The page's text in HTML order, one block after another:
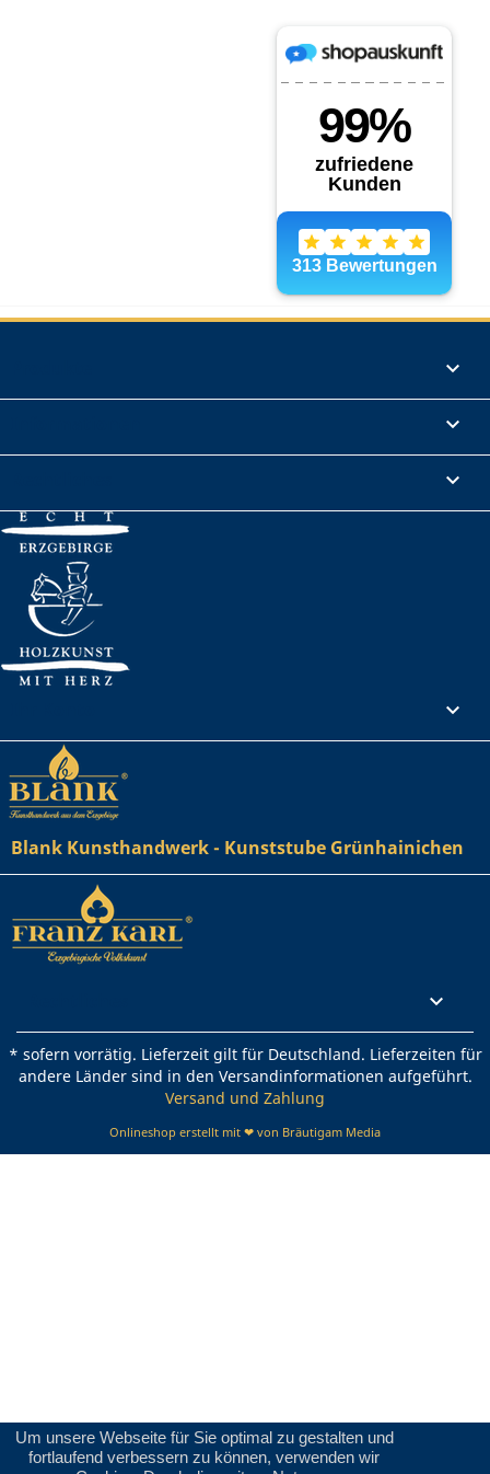
Um unsere Webseite für Sie optimal zu gestalten und
fortlaufend verbessern zu können, verwenden wir




Blank Kunsthandwerk - Kunststube Grünhainichen

* sofern vorrätig. Lieferzeit gilt für Deutschland. Lieferzeiten für
andere Länder sind in den Versandinformationen aufgeführt.
Versand und Zahlung
Onlineshop erstellt mit ❤ von Bräutigam Media